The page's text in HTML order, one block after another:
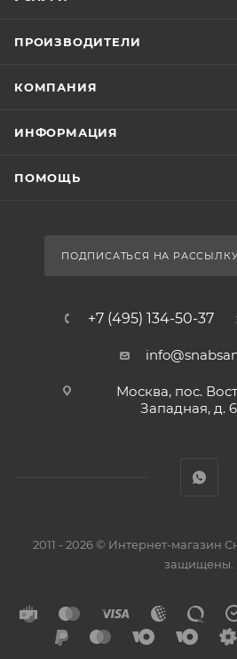
ПРОИЗВОДИТЕЛИ
КОМПАНИЯ
ИНФОРМАЦИЯ
ПОМОЩЬ
ПОДПИСАТЬСЯ НА РАССЫЛКУ
+7 (495) 134-50-37
Москва, пос.
Западная, д.
2011 - 2026 © Интернет-магазин
защищены.